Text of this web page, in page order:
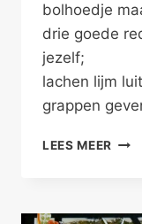
bolhoedje
drie goede
jezelf;
lachen lijm
grappen
LEES MEER
OM